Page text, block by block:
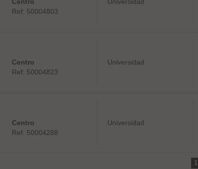
Ref: 50004803
Centro
Ref: 50004823
Universidad
Centro
Ref: 50004288
Universidad
1